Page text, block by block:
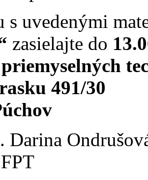
s uvedenými
zasielajte do
491/30
Darina